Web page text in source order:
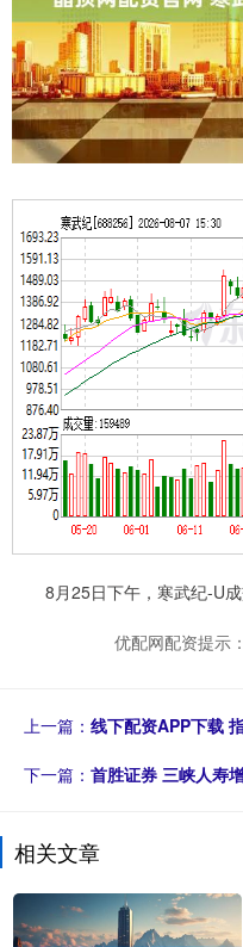
8月25日下午，寒武纪-U成
优配网配资提示
上一篇： 线下配资APP下载
下一篇： 首胜证券 三峡人寿
相关文章